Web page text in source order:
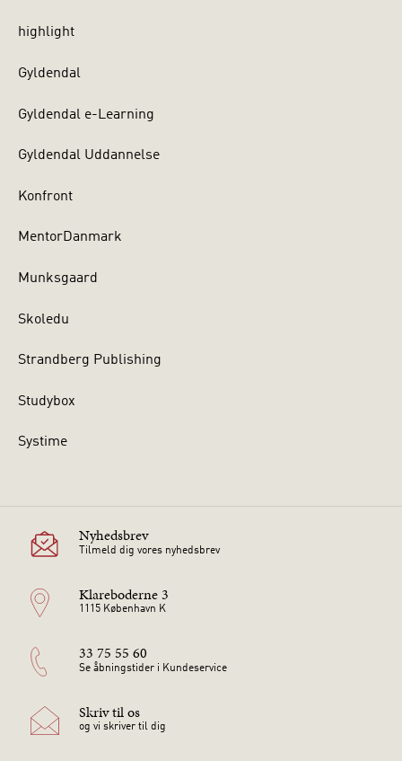
highlight
Gyldendal
Gyldendal e-Learning
Gyldendal Uddannelse
Konfront
MentorDanmark
Munksgaard
Skoledu
Strandberg Publishing
Studybox
Systime
Nyhedsbrev
Tilmeld dig vores nyhedsbrev
Klareboderne 3
1115 København K
33 75 55 60
Se åbningstider i Kundeservice
Skriv til os
og vi skriver til dig